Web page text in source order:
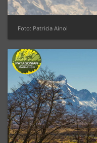
Foto: Patricia Ainol